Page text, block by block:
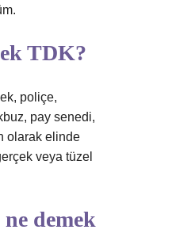
TDK?
poliçe,
pay senedi,
olarak elinde
veya tüzel
demek